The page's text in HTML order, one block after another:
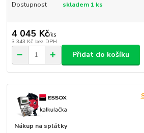
Dostupnost skladem 1 ks
4 045 Kč/ks
3 343 Kč bez DPH
Přidat do košíku
Nákup na splátky